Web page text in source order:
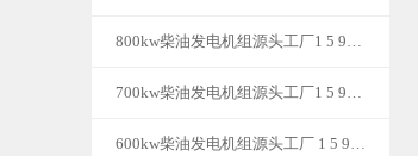
800kw柴油发电机组源头工厂1 5 9-0 5 3 6-0 2 1 0
700kw柴油发电机组源头工厂1 5 9-0 5 3 6-0 2 1 0
600kw柴油发电机组源头工厂 1 5 9-0 5 3 6-0 2 1 0